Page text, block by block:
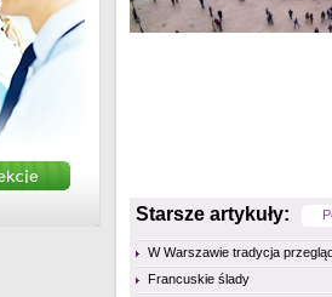
Starsze artykuły:
W Warszawie tradycja
Francuskie ślady